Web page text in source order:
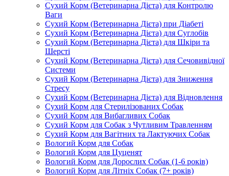
Сухий Корм (Ветеринарна Дієта) для Контролю
Ваги
Сухий Корм (Ветеринарна Дієта) при Діабеті
Сухий Корм (Ветеринарна Дієта) для Суглобів
Сухий Корм (Ветеринарна Дієта) для Шкіри та
Шерсті
Сухий Корм (Ветеринарна Дієта) для Сечовивідної
Системи
Сухий Корм (Ветеринарна Дієта) для Зниження
Стресу
Сухий Корм (Ветеринарна Дієта) для Відновлення
Сухий Корм для Стерилізованих Собак
Сухий Корм для Вибагливих Собак
Сухий Корм для Собак з Чутливим Травленням
Сухий Корм для Вагітних та Лактуючих Собак
Вологий Корм для Собак
Вологий Корм для Цуценят
Вологий Корм для Дорослих Собак (1-6 років)
Вологий Корм для Літніх Собак (7+ років)